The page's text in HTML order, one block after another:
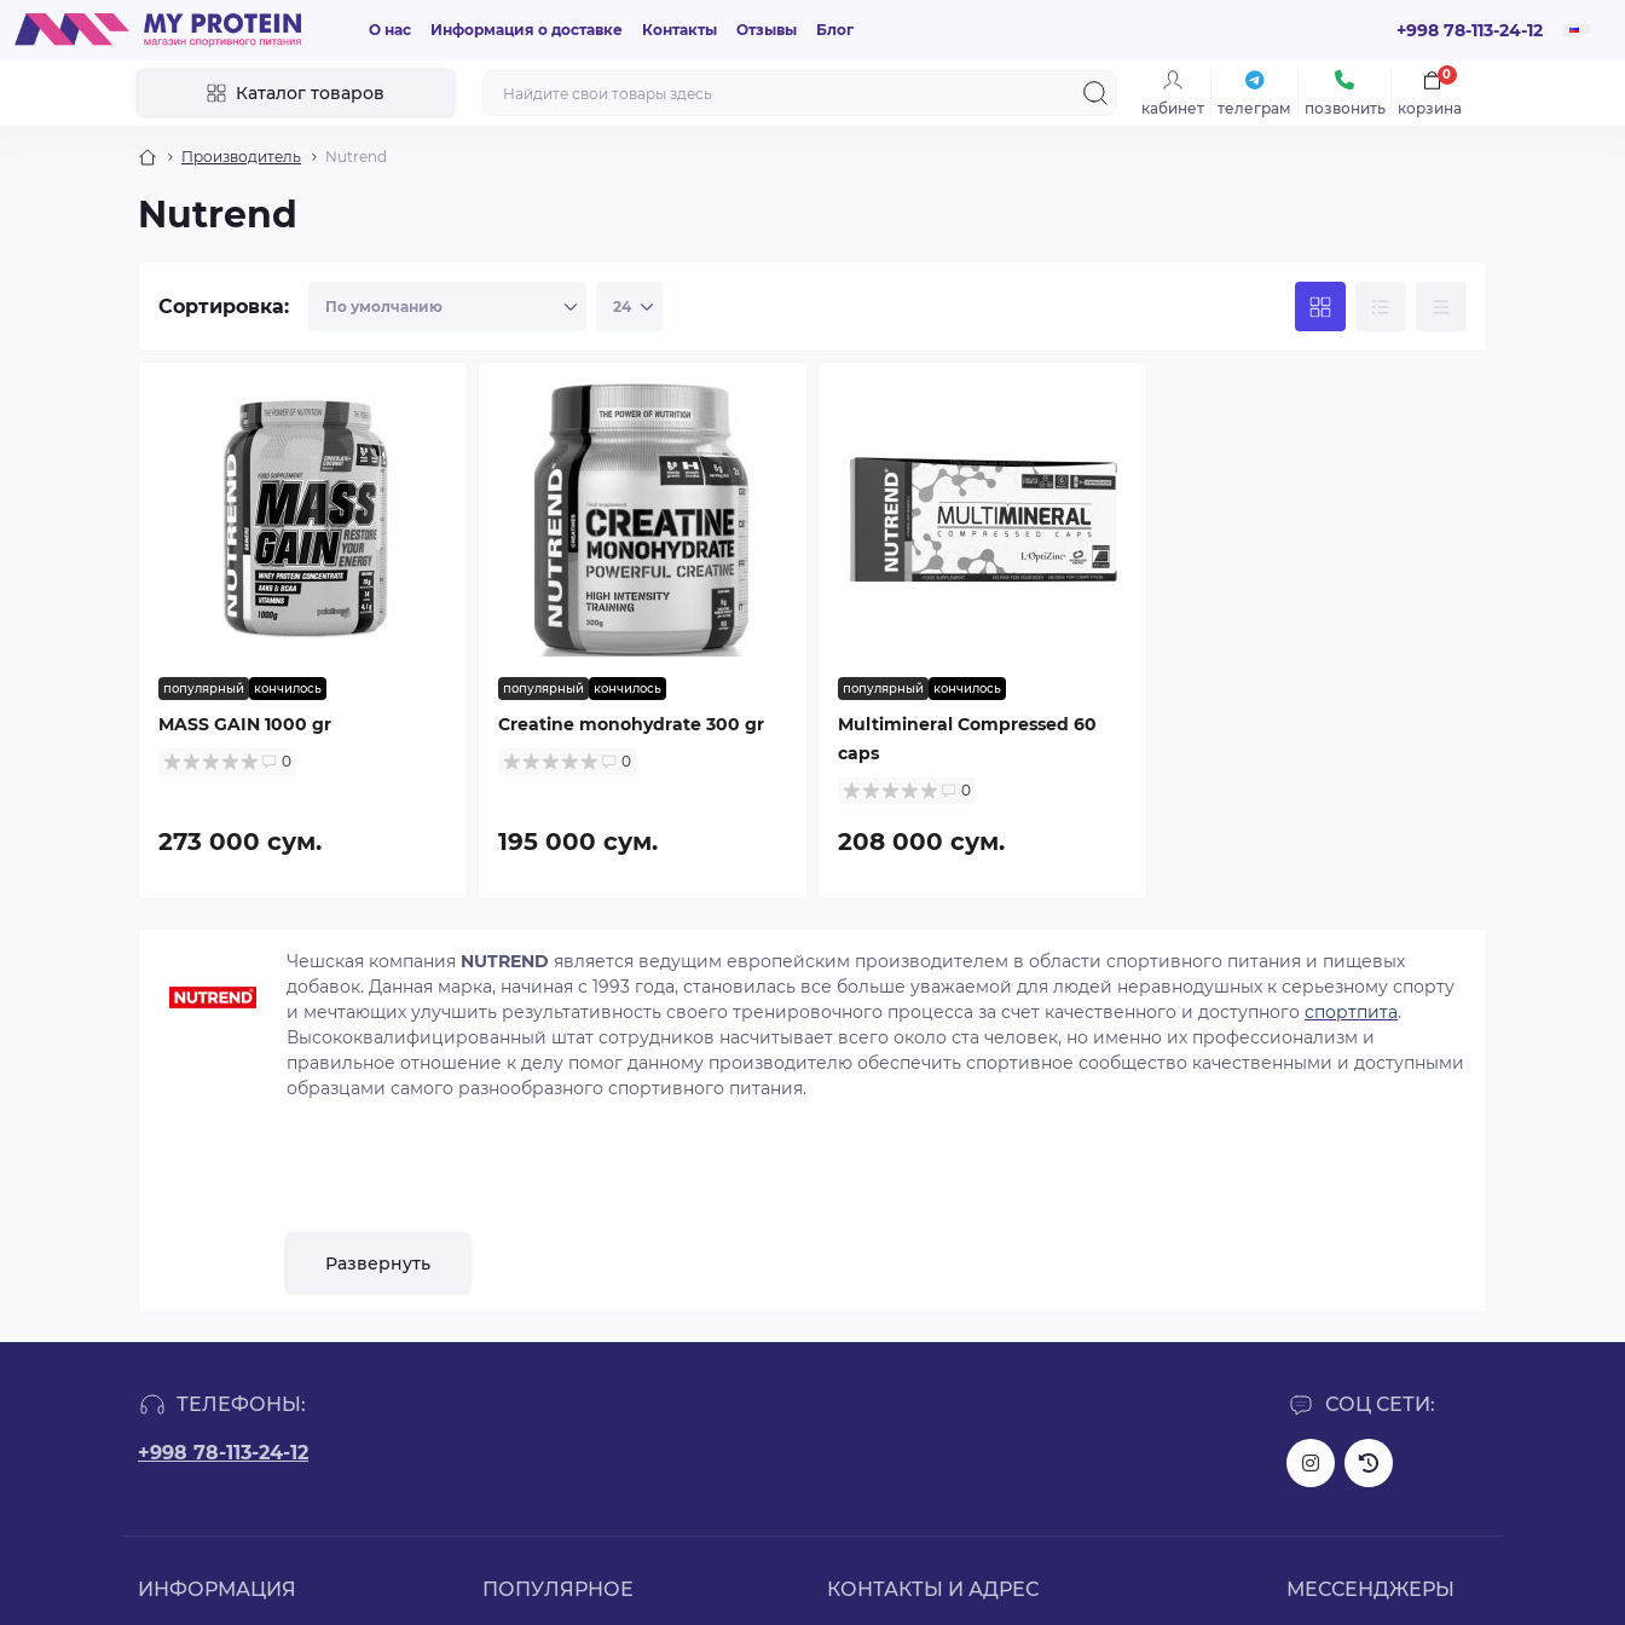
О нас Информация о доставке Контакты Отзывы Блог +998 78-113-24-12
Каталог товаров
кабинет телеграм позвонить корзина
0
Производитель Nutrend
Nutrend
Сортировка:
популярный кончилось
MASS GAIN 1000 gr
0
273 000 сум.
популярный кончилось
Creatine monohydrate 300 gr
0
195 000 сум.
популярный кончилось
Multimineral Compressed 60
caps
0
208 000 сум.
Чешская компания NUTREND является ведущим европейским производителем в области спортивного питания и пищевых
добавок. Данная марка, начиная с 1993 года, становилась все больше уважаемой для людей неравнодушных к серьезному спорту
и мечтающих улучшить результативность своего тренировочного процесса за счет качественного и доступного спортпита.
Высококвалифицированный штат сотрудников насчитывает всего около ста человек, но именно их профессионализм и
правильное отношение к делу помог данному производителю обеспечить спортивное сообщество качественными и доступными
образцами самого разнообразного спортивного питания.
Развернуть
ТЕЛЕФОНЫ:
+998 78-113-24-12
СОЦ СЕТИ:
ИНФОРМАЦИЯ ПОПУЛЯРНОЕ КОНТАКТЫ И АДРЕС МЕССЕНДЖЕРЫ